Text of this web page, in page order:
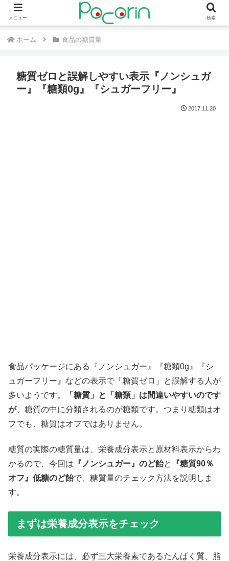
ホーム 食品の糖質量
糖質ゼロと誤解しやすい表示『ノンシュガ
ー』『糖類0g』『シュガーフリー』
2017.11.20
食品パッケージにある『ノンシュガー』『糖類0g』『シ
ュガーフリー』などの表示で「糖質ゼロ」と誤解する人が
多いようです。
「糖質」
と「糖類」は間違いやすいのです
が、糖質の中に分類されるのが糖類です。つまり糖類はオ
フでも、糖質はオフではありません。
糖質の実際の糖質量は、栄養成分表示と原材料表示からわ
かるので、今回は 『ノンシュガー』のど飴と
『糖質90％
オフ』低糖のど飴で、糖質量のチェック方法を説明しま
す。
まずは栄養成分表示をチェック
栄養成分表示には、必ず三大栄養素であるたんぱく質、脂
メニュー 検索